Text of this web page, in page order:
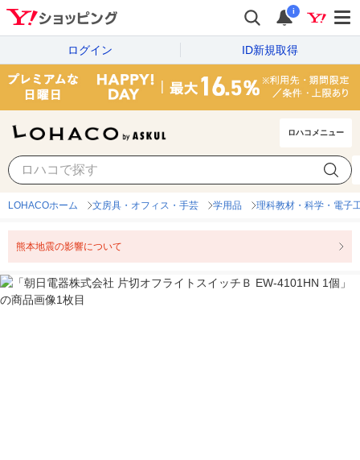
i
ログイン ID新規取得
ロハコメニュー
LOHACOホーム 文房具・オフィス・手芸 学用品 理科教材・科学・電子
熊本地震の影響について